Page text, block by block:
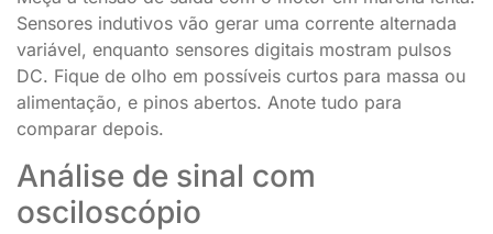
Sensores indutivos vão gerar uma corrente alternada
variável, enquanto sensores digitais mostram pulsos
DC. Fique de olho em possíveis curtos para massa ou
alimentação, e pinos abertos. Anote tudo para
comparar depois.
Análise de sinal com
osciloscópio